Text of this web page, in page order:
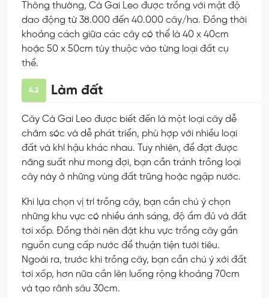
Thông thường, Cà Gai Leo được trồng với mật độ
dao động từ 38.000 đến 40.000 cây/ha. Đồng thời
khoảng cách giữa các cây có thể là 40 x 40cm
hoặc 50 x 50cm tùy thuộc vào từng loại đất cụ
thể.
4.2 Làm đất
Cây Cà Gai Leo được biết đến là một loại cây dễ
chăm sóc và dễ phát triển, phù hợp với nhiều loại
đất và khí hậu khác nhau. Tuy nhiên, để đạt được
năng suất như mong đợi, bạn cần tránh trồng loại
cây này ở những vùng đất trũng hoặc ngập nước.
Khi lựa chọn vị trí trồng cây, bạn cần chú ý chọn
những khu vực có nhiều ánh sáng, độ ẩm đủ và đất
tơi xốp. Đồng thời nên đặt khu vực trồng cây gần
nguồn cung cấp nước để thuận tiện tưới tiêu.
Ngoài ra, trước khi trồng cây, bạn cần chú ý xới đất
tơi xốp, hơn nữa cần lên luống rộng khoảng 70cm
và tạo rãnh sâu 30cm.